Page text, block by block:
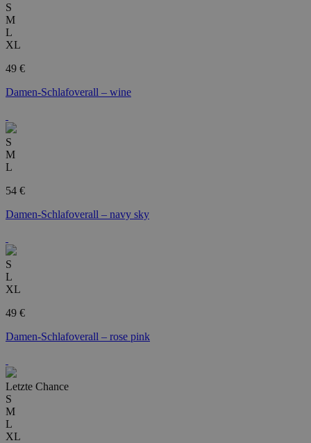
S
M
L
XL
49 €
Damen-Schlafoverall – wine
S
M
L
54 €
Damen-Schlafoverall – navy sky
S
L
XL
49 €
Damen-Schlafoverall – rose pink
Letzte Chance
S
M
L
XL